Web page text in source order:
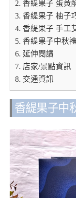
2. 香緹果子 蛋黃
3. 香緹果子 柚子
4. 香緹果子 手工
5. 香緹果子中秋
6. 延伸閱讀
7. 店家/景點資訊
8. 交通資訊
香緹果子中